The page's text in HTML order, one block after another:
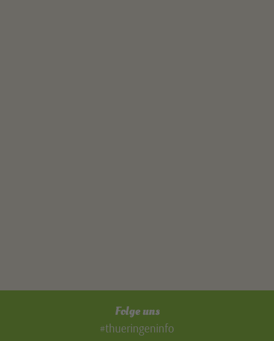
Folge uns
#thueringeninfo